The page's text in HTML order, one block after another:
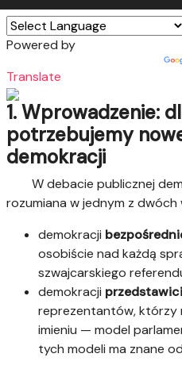
Powered by
Translate
1. Wprowadzenie:
potrzebujemy
demokracji
W debacie publicznej
rozumiana w jednym z dwóch
demokracji
osobiście nad każdą
szwajcarskiego
demokracji
reprezentantów, którzy
imieniu — model
tych modeli ma znane